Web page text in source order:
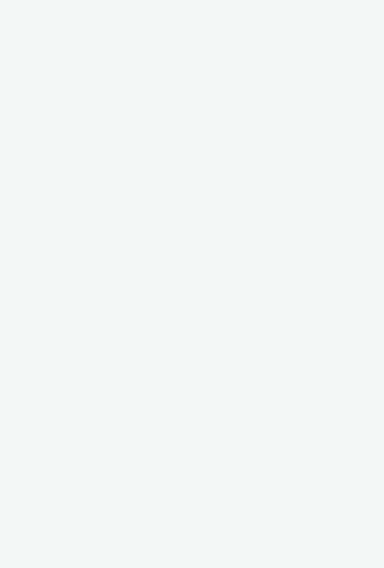
key performance indexes of the
with the website. These cookies
ads and marketing campaigns.
and have not been classified into a